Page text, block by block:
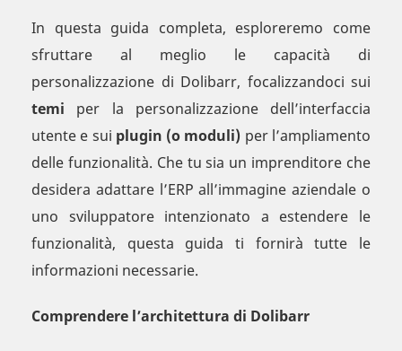
In questa guida completa, esploreremo come
sfruttare al meglio le capacità di
personalizzazione di Dolibarr, focalizzandoci sui
temi per la personalizzazione dell’interfaccia
utente e sui plugin (o moduli) per l’ampliamento
delle funzionalità. Che tu sia un imprenditore che
desidera adattare l’ERP all’immagine aziendale o
uno sviluppatore intenzionato a estendere le
funzionalità, questa guida ti fornirà tutte le
informazioni necessarie.
Comprendere l’architettura di Dolibarr